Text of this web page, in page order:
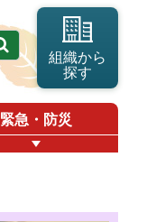
組織から
探す
緊急・防災